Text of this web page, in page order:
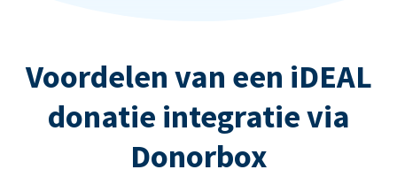
Voordelen van een iDEAL
donatie integratie via
Donorbox